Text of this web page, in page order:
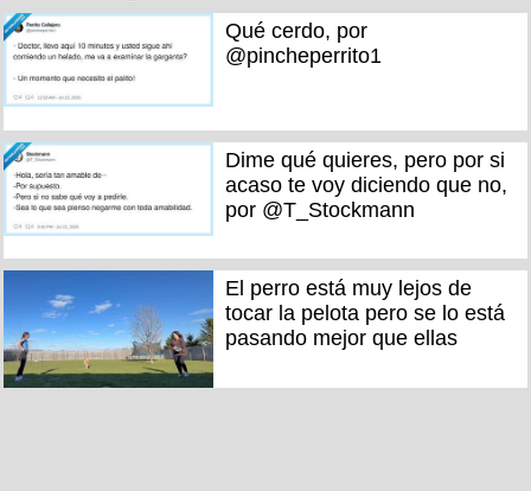
Qué cerdo, por
@pincheperrito1
Dime qué quieres, pero por si
acaso te voy diciendo que no,
por @T_Stockmann
El perro está muy lejos de
tocar la pelota pero se lo está
pasando mejor que ellas